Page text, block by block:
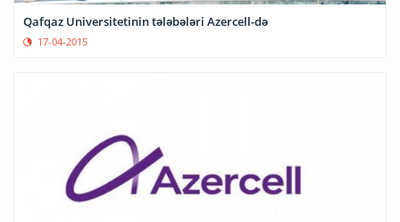
Qafqaz Universitetinin tələbələri Azercell-də
17-04-2015